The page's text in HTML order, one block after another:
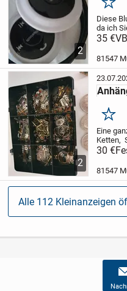
2
Diese
da ich
35 €VB
81547
2
Eine
Ketten,
trägt
30 €
81547
Alle 112 Kleinanzeigen